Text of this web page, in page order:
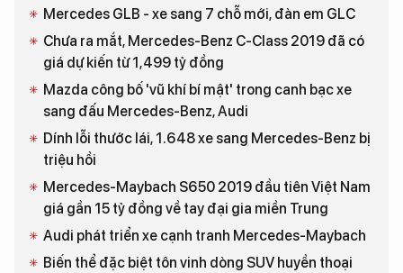
Mercedes GLB - xe sang 7 chỗ mới, đàn em GLC
Chưa ra mắt, Mercedes-Benz C-Class 2019 đã có
giá dự kiến từ 1,499 tỷ đồng
Mazda công bố 'vũ khí bí mật' trong canh bạc xe
sang đấu Mercedes-Benz, Audi
Dính lỗi thước lái, 1.648 xe sang Mercedes-Benz bị
triệu hồi
Mercedes-Maybach S650 2019 đầu tiên Việt Nam
giá gần 15 tỷ đồng về tay đại gia miền Trung
Audi phát triển xe cạnh tranh Mercedes-Maybach
Biến thể đặc biệt tôn vinh dòng SUV huyền thoại